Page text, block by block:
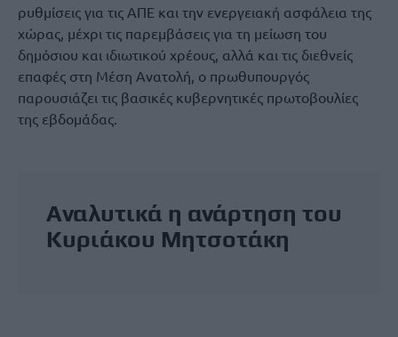
ρυθμίσεις για τις ΑΠΕ και την ενεργειακή ασφάλεια της
χώρας, μέχρι τις παρεμβάσεις για τη μείωση του
δημόσιου και ιδιωτικού χρέους, αλλά και τις διεθνείς
επαφές στη Μέση Ανατολή, ο πρωθυπουργός
παρουσιάζει τις βασικές κυβερνητικές πρωτοβουλίες
της εβδομάδας.
Αναλυτικά η ανάρτηση του
Κυριάκου Μητσοτάκη